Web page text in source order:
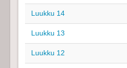
Luukku 14
Luukku 13
Luukku 12